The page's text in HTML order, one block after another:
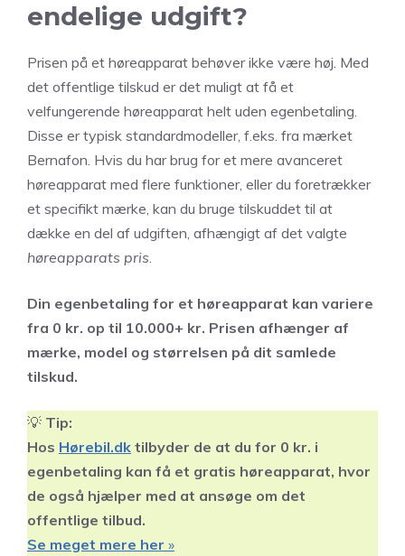
endelige udgift?
Prisen på et høreapparat behøver ikke være høj. Med
det offentlige tilskud er det muligt at få et
velfungerende høreapparat helt uden egenbetaling.
Disse er typisk standardmodeller, f.eks. fra mærket
Bernafon. Hvis du har brug for et mere avanceret
høreapparat med flere funktioner, eller du foretrækker
et specifikt mærke, kan du bruge tilskuddet til at
dække en del af udgiften, afhængigt af det valgte
høreapparats pris.
Din egenbetaling for et høreapparat kan variere
fra 0 kr. op til 10.000+ kr. Prisen afhænger af
mærke, model og størrelsen på dit samlede
tilskud.
💡 Tip:
Hos Hørebil.dk tilbyder de at du for 0 kr. i
egenbetaling kan få et gratis høreapparat, hvor
de også hjælper med at ansøge om det
offentlige tilbud.
Se meget mere her »